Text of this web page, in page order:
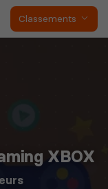
Classements
XBOX